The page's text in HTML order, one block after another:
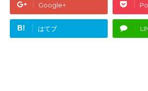
Google+
B! はてブ